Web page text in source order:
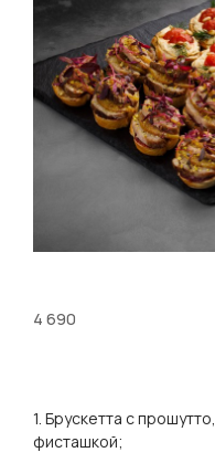
4 690
1. Брускетта с
фисташкой;